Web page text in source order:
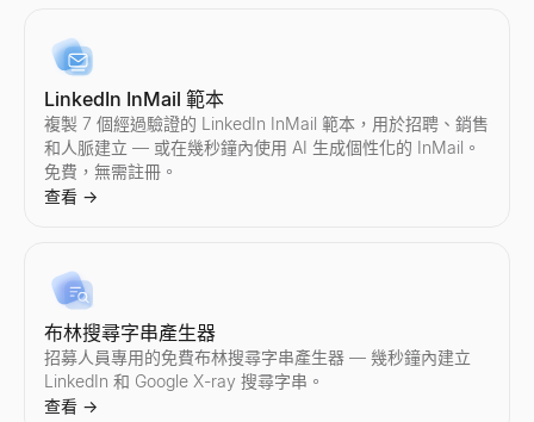
追蹤電子郵件產生器
描述您上次的接觸——獲得一個能獲得回覆的 3 封電子郵件追蹤序
查看→
免費的推銷電話工具
產生「0」銷售的個人化推銷腳本。免費，無需註冊。
查看→
LinkedIn InMail 範本
複製 7 個經過驗證的 LinkedIn InMail 範本，用於招聘、銷售
和人脈建立 — 或在幾秒鐘內使用 AI 生成個性化的 InMail。
免費，無需註冊。
查看 →
布林搜尋字串產生器
招募人員專用的免費布林搜尋字串產生器 — 幾秒鐘內建立
LinkedIn 和 Google X-ray 搜尋字串。
查看 →